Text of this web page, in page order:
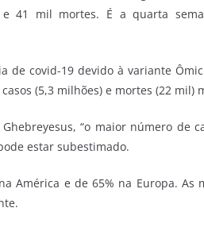
41 mil mortes. É a quarta
covid-19 devido à variante
(5,3 milhões) e mortes (22 mil)
“o maior número de
estar subestimado.
América e de 65% na Europa. As